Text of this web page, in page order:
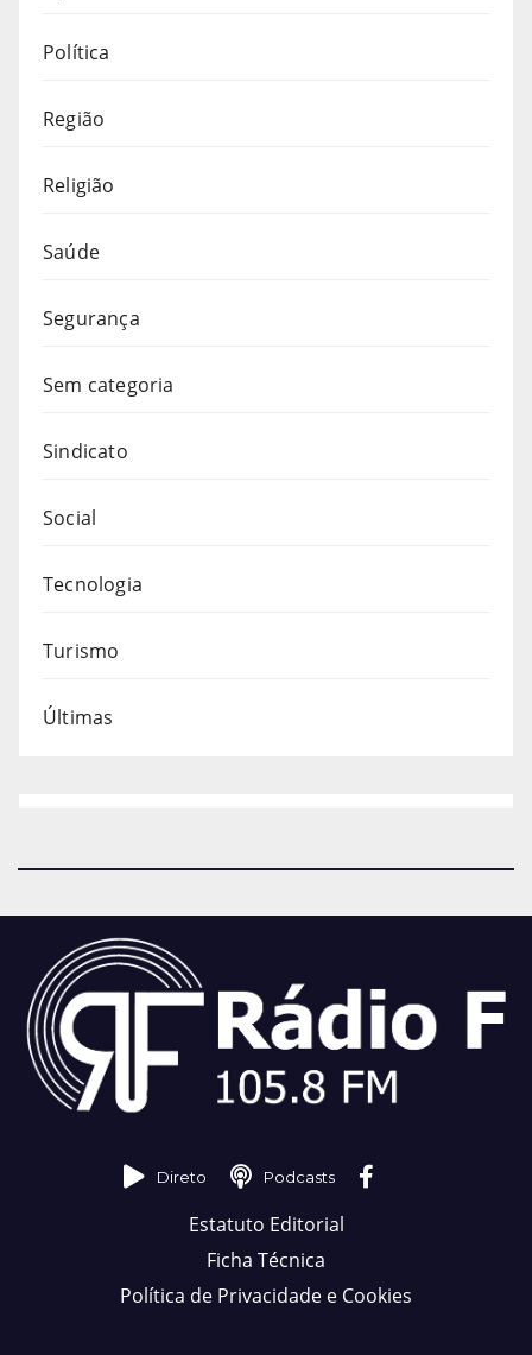
Política
Região
Religião
Saúde
Segurança
Sem categoria
Sindicato
Social
Tecnologia
Turismo
Últimas
Direto Podcasts
Estatuto Editorial
Ficha Técnica
Política de Privacidade e Cookies